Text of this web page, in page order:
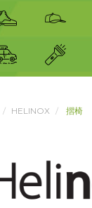
HELINOX 摺椅